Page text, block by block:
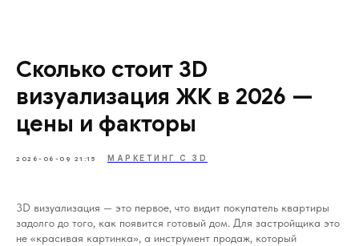
Сколько стоит 3D
визуализация ЖК в 2026 —
цены и факторы
2026-06-09 21:15 МАРКЕТИНГ С 3D
3D визуализация — это первое, что видит покупатель квартиры
задолго до того, как появится готовый дом. Для застройщика это
не «красивая картинка», а инструмент продаж, который